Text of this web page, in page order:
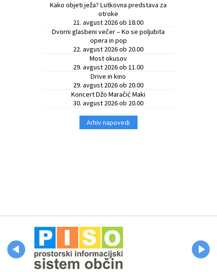
Kako objeti ježa? Lutkovna predstava za
otroke
21. avgust 2026 ob 18.00
Dvorni glasbeni večer – Ko se poljubita
opera in pop
22. avgust 2026 ob 20.00
Most okusov
29. avgust 2026 ob 11.00
Drive in kino
29. avgust 2026 ob 20.00
Koncert Džo Maračić Maki
30. avgust 2026 ob 20.00
Arhiv napovedi